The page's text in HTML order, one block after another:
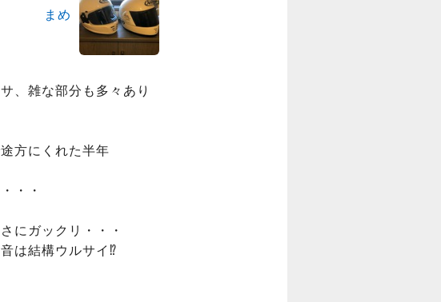
まめ
、雑な部分も多々あり
方にくれた半年
・・
にガックリ・・・
は結構ウルサイ⁉️